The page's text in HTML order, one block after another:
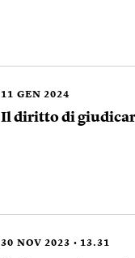
11 GEN 2024
Il diritto di
30 NOV 2023 13.31